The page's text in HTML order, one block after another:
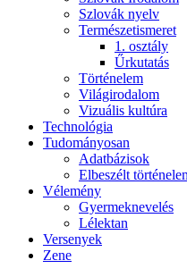
Szlovák nyelv
Természetismeret
1. osztály
Űrkutatás
Történelem
Világirodalom
Vizuális kultúra
Technológia
Tudományosan
Adatbázisok
Elbeszélt
Vélemény
Gyermeknevelés
Lélektan
Versenyek
Zene